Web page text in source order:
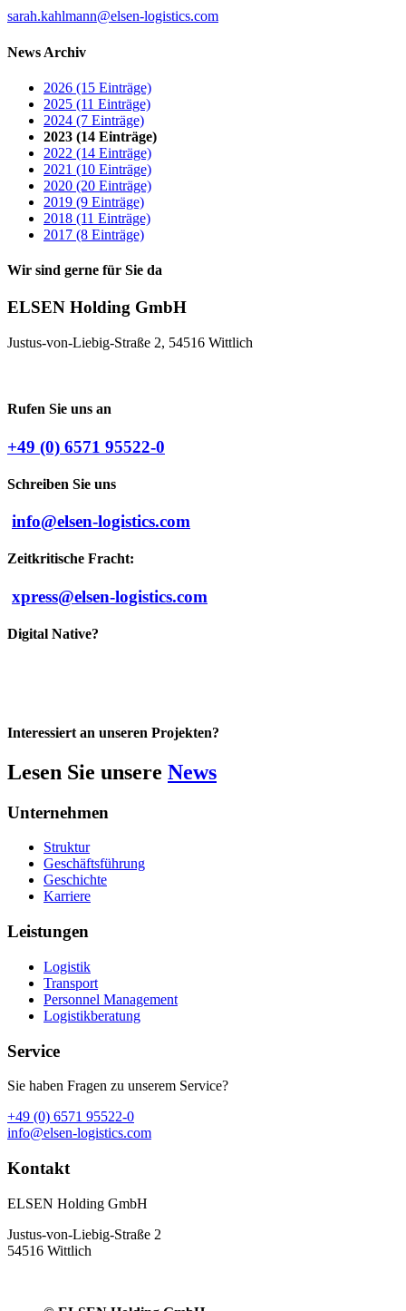
sarah.kahlmann@elsen-logistics.com
News Archiv
2026 (15 Einträge)
2025 (11 Einträge)
2024 (7 Einträge)
2023 (14 Einträge)
2022 (14 Einträge)
2021 (10 Einträge)
2020 (20 Einträge)
2019 (9 Einträge)
2018 (11 Einträge)
2017 (8 Einträge)
Wir sind gerne für Sie da
ELSEN Holding GmbH
Justus-von-Liebig-Straße 2, 54516 Wittlich
Rufen Sie uns an
+49 (0) 6571 95522-0
Schreiben Sie uns
info@elsen-logistics.com
Zeitkritische Fracht:
xpress@elsen-logistics.com
Digital Native?
Interessiert an unseren Projekten?
Lesen Sie unsere News
Unternehmen
Struktur
Geschäftsführung
Geschichte
Karriere
Leistungen
Logistik
Transport
Personnel Management
Logistikberatung
Service
Sie haben Fragen zu unserem Service?
+49 (0) 6571 95522-0
info@elsen-logistics.com
Kontakt
ELSEN Holding GmbH
Justus-von-Liebig-Straße 2
54516 Wittlich